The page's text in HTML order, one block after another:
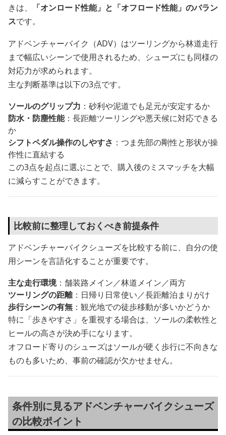
きは、
「オンロード性能」と「オフロード性能」のバラン
スです。
アドベンチャーバイク（ADV）はツーリングから林道走行
まで幅広いシーンで使用されるため、シューズにも同様の
対応力が求められます。
主な判断基準は以下の3点です。
ソールのグリップ力 ：砂利や泥道でも足元が安定するか
防水・防塵性能：長距離ツーリングや悪天候に対応できる
か
シフトペダル操作のしやすさ ：つま先部の剛性と形状が操
作性に直結する
この3点を起点に選ぶことで、購入後のミスマッチを大幅
に減らすことができます。
比較前に整理しておくべき前提条件
アドベンチャーバイクシューズを比較する前に、自分の使
用シーンを言語化することが重要です。
主な走行環境：舗装路メイン／林道メイン／両方
ツーリングの距離：日帰り日常使い／長距離泊まりがけ
歩行シーンの有無 ：観光地での徒歩移動が多いかどうか
特に「歩きやすさ」を重視する場合は、ソールの柔軟性と
ヒールの高さが決め手になります。
オフロード寄りのシューズはソールが硬く歩行に不向きな
ものも多いため、事前の確認が欠かせません。
条件別に見るアドベンチャーバイクシューズ
の比較ポイント